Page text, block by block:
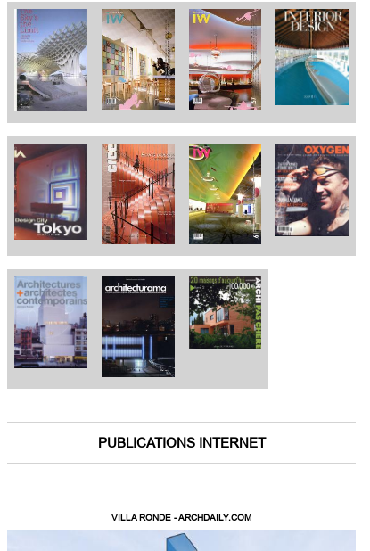
PUBLICATIONS INTERNET
VILLA RONDE - ARCHDAILY.COM